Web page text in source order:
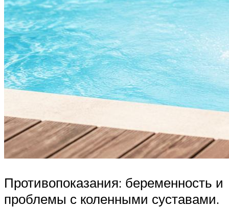
Противопоказания: беременность и
проблемы с коленными суставами.